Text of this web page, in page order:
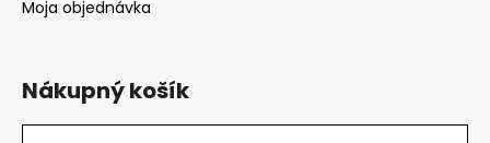
Moja objednávka
Nákupný košík